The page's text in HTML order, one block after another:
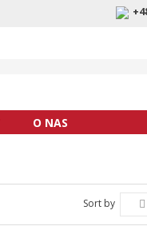
O NAS
Sort by